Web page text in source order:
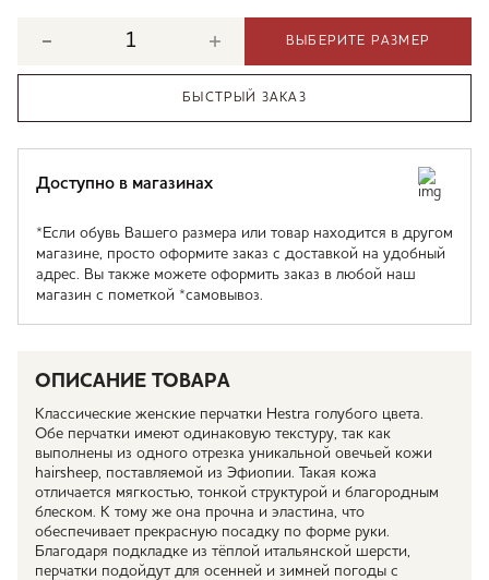
ВЫБЕРИТЕ РАЗМЕР
БЫСТРЫЙ ЗАКАЗ
Доступно в магазинах
*Если обувь Вашего размера или товар находится в другом
магазине, просто оформите заказ с доставкой на удобный
адрес. Вы также можете оформить заказ в любой наш
магазин с пометкой *самовывоз.
ОПИСАНИЕ ТОВАРА
Классические женские перчатки Hestra голубого цвета.
Обе перчатки имеют одинаковую текстуру, так как
выполнены из одного отрезка уникальной овечьей кожи
hairsheep, поставляемой из Эфиопии. Такая кожа
отличается мягкостью, тонкой структурой и благородным
блеском. К тому же она прочна и эластина, что
обеспечивает прекрасную посадку по форме руки.
Благодаря подкладке из тёплой итальянской шерсти,
перчатки подойдут для осенней и зимней погоды с